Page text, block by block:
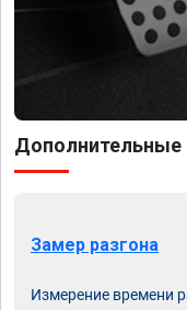
Дополнительные
Замер разгона
Измерение времени